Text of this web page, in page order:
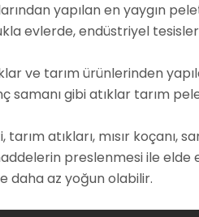
yapılan en yaygın
evlerde, endüstriyel
ve tarım ürünlerinden
samanı gibi atıklar tarım
atıkları, mısır koçanı,
preslenmesi ile elde
daha az yoğun olabilir.